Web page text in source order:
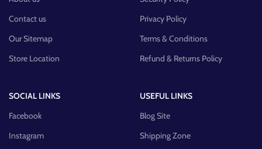
Contact us
Our Sitemap
Store Location
Privacy Policy
Terms & Conditions
Refund & Returns Policy
SOCIAL LINKS
Facebook
Instagram
USEFUL LINKS
Blog Site
Shipping Zone